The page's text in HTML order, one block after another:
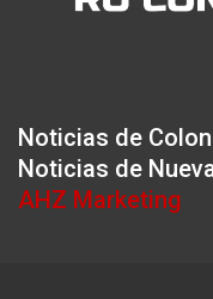
Noticias de
Noticias de
AHZ Marketing